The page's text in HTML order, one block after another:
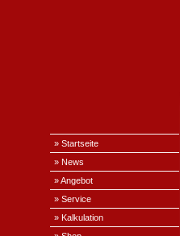
» Startseite
» News
» Angebot
» Service
» Kalkulation